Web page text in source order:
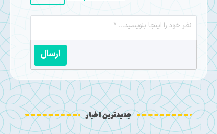
ارسال
جدیدترین اخبار